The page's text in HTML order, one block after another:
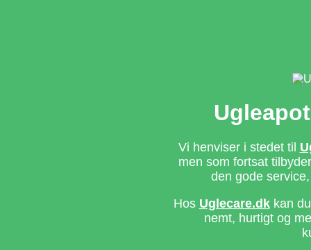
Vi henviser i stedet til
men som fortsat
den gode
Hos Uglecare.dkkan du
nemt, hurtigt og